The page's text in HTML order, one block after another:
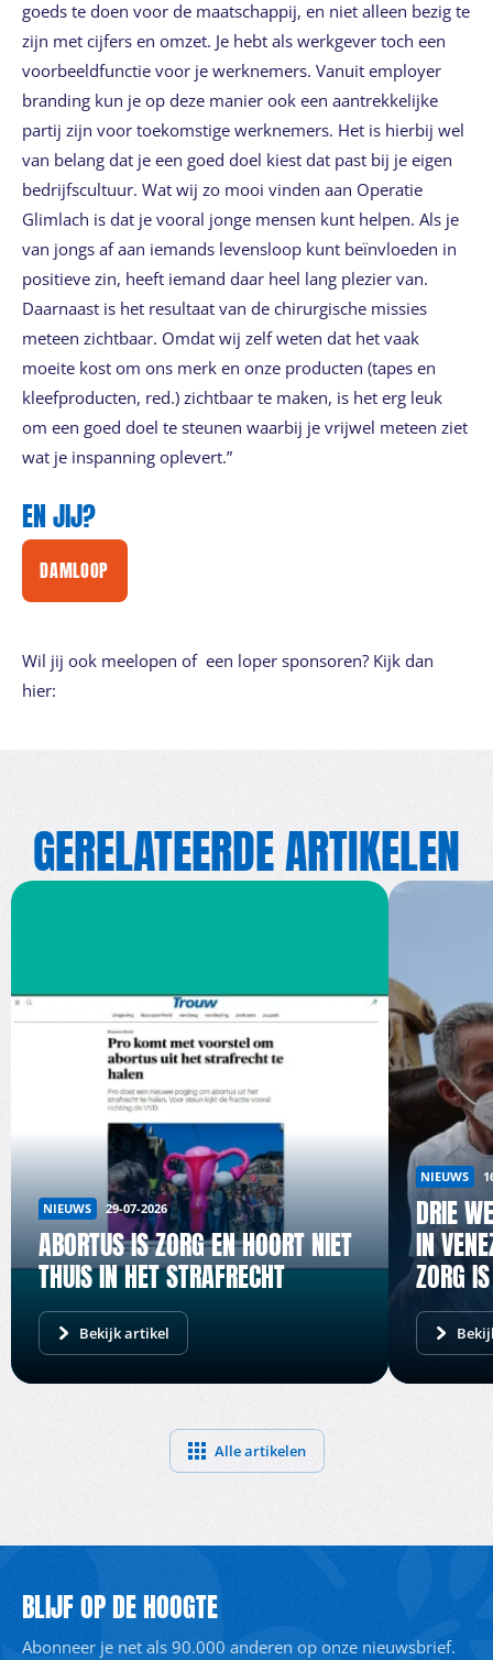
goeds te doen voor de maatschappij, en niet alleen bezig te
zijn met cijfers en omzet. Je hebt als werkgever toch een
voorbeeldfunctie voor je werknemers. Vanuit employer
branding kun je op deze manier ook een aantrekkelijke
partij zijn voor toekomstige werknemers. Het is hierbij wel
van belang dat je een goed doel kiest dat past bij je eigen
bedrijfscultuur. Wat wij zo mooi vinden aan Operatie
Glimlach is dat je vooral jonge mensen kunt helpen. Als je
van jongs af aan iemands levensloop kunt beïnvloeden in
positieve zin, heeft iemand daar heel lang plezier van.
Daarnaast is het resultaat van de chirurgische missies
meteen zichtbaar. Omdat wij zelf weten dat het vaak
moeite kost om ons merk en onze producten (tapes en
kleefproducten, red.) zichtbaar te maken, is het erg leuk
om een goed doel te steunen waarbij je vrijwel meteen ziet
wat je inspanning oplevert.”
EN JIJ?
DAMLOOP
Wil jij ook meelopen of een loper sponsoren? Kijk dan
hier:
GERELATEERDE ARTIKELEN
NIEUWS 29-07-2026
ABORTUS IS ZORG EN HOORT NIET
THUIS IN HET STRAFRECHT
Bekijk artikel
NIEUWS
DRIE
IN
ZORG
Alle artikelen
BLIJF OP DE HOOGTE
Abonneer je net als 90.000 anderen op onze nieuwsbrief.